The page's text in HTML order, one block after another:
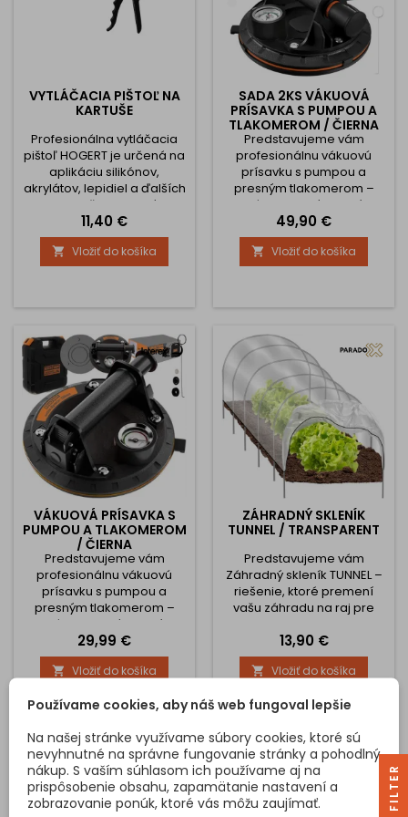
VYTLÁČACIA PIŠTOĽ NA
KARTUŠE
Profesionálna vytláčacia
pištoľ HOGERT je určená na
aplikáciu silikónov,
akrylátov, lepidiel a ďalších
tmelov v štandardných
kartušiach. Vďaka
robustnej oceľovej
konštrukcii a dvojitému
vytláčaciemu mechanizmu
jednoduchú aplikáciu aj
materiálov. Ergonomická
hliníková rukoväť
zabezpečuje pohodlné
držanie a vysoký komfort...
Cena
11,40 €
 Vložiť do košíka
SADA 2KS VÁKUOVÁ
PRÍSAVKA S PUMPOU A
TLAKOMEROM / ČIERNA
Predstavujeme vám
profesionálnu vákuovú
prísavku s pumpou a
presným tlakomerom –
nástroj, ktorý zmení
spôsob, akým pracujete. Či
ste remeselník, montér,
stavebník alebo domáci
majster, tento produkt vám
predovšetkým zabezpečí
najnáročnejších prác. 1.
Nosnosť až 200 kg –
Bezkonkurenčná sila a
spoľahlivosť S kapacitou...
Cena
49,90 €
 Vložiť do košíka
VÁKUOVÁ PRÍSAVKA S
PUMPOU A TLAKOMEROM
/ ČIERNA
Predstavujeme vám
profesionálnu vákuovú
prísavku s pumpou a
presným tlakomerom –
nástroj, ktorý zmení
spôsob, akým pracujete. Či
ste remeselník, montér,
stavebník alebo domáci
ušetrí čas, nervy a
bezpečnosť aj tých
najnáročnejších prác. 1.
Nosnosť až 200 kg –
Bezkonkurenčná sila a
spoľahlivosť S kapacitou...
Cena
29,99 €
 Vložiť do košíka
ZÁHRADNÝ SKLENÍK
TUNNEL / TRANSPARENT
Predstavujeme vám
Záhradný skleník TUNNEL –
riešenie, ktoré premení
vašu záhradu na raj pre
byliniek a ďalších rastlín.
Tento praktický a odolný
fóliový tunel je navrhnutý
všetko, čo potrebujete na
ohľadu na počasie či
sezónu. Ak hľadáte
spôsob, ako si vypestovať
zdravé a chutné plody...
Cena
13,90 €
 Vložiť do košíka
Používame cookies, aby náš web fungoval lepšie
Na našej stránke využívame súbory cookies, ktoré sú
nevyhnutné na správne fungovanie stránky a pohodlný
nákup. S vaším súhlasom ich používame aj na
prispôsobenie obsahu, zapamätanie nastavení a
zobrazovanie ponúk, ktoré vás môžu zaujímať.
R